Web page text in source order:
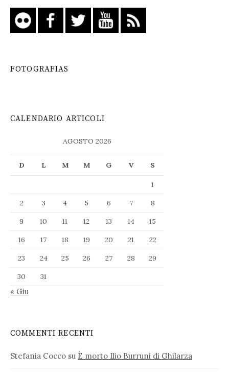
FOTOGRAFIAS
CALENDARIO ARTICOLI
AGOSTO 2026
D L M M G V S
1
2
3 4 5 6 7
8
9
10 11 12 13 14
15
16
17 18 19 20 21
22
23
24 25 26 27 28
29
30
31
« Giu
COMMENTI RECENTI
Stefania Cocco su È morto Ilio Burruni di Ghilarza